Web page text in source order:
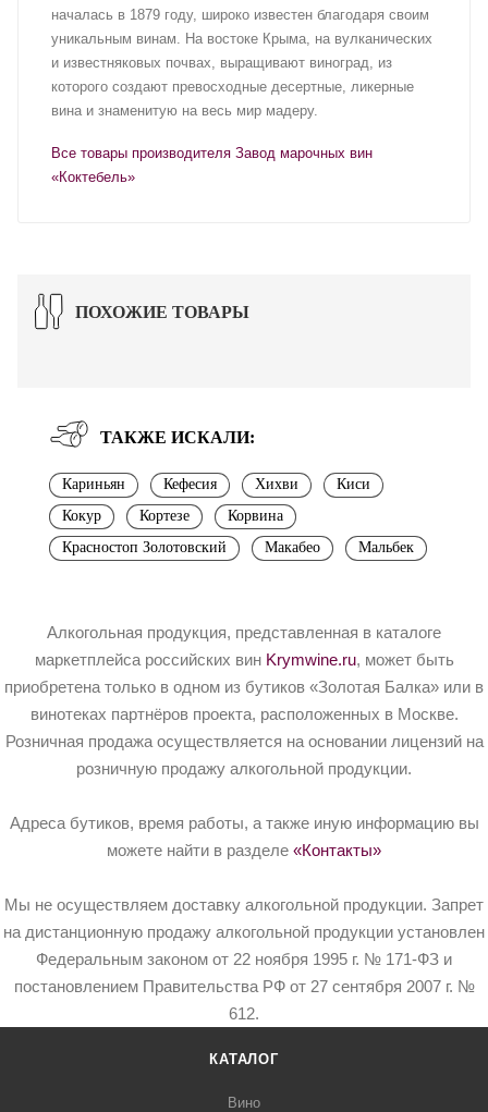
началась в 1879 году, широко известен благодаря своим
уникальным винам. На востоке Крыма, на вулканических
и известняковых почвах, выращивают виноград, из
которого создают превосходные десертные, ликерные
вина и знаменитую на весь мир мадеру.
Все товары производителя Завод марочных вин
«Коктебель»
ПОХОЖИЕ ТОВАРЫ
ТАКЖЕ ИСКАЛИ:
Кариньян Кефесия Хихви
Киси
Кокур
Кортезе
Корвина
Красностоп Золотовский
Макабео Мальбек
Алкогольная продукция, представленная в каталоге
маркетплейса российских вин Krymwine.ru, может быть
приобретена только в одном из бутиков «Золотая Балка» или в
винотеках партнёров проекта, расположенных в Москве.
Розничная продажа осуществляется на основании лицензий на
розничную продажу алкогольной продукции.
Адреса бутиков, время работы, а также иную информацию вы
можете найти в разделе «Контакты»
Мы не осуществляем доставку алкогольной продукции. Запрет
на дистанционную продажу алкогольной продукции установлен
Федеральным законом от 22 ноября 1995 г. № 171-ФЗ и
постановлением Правительства РФ от 27 сентября 2007 г. №
612.
КАТАЛОГ
Вино